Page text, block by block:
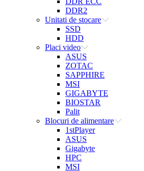
DDR2
Unitati de stocare
SSD
HDD
Placi video
ASUS
ZOTAC
SAPPHIRE
MSI
GIGABYTE
BIOSTAR
Palit
Blocuri de alimentare
1stPlayer
ASUS
Gigabyte
HPC
MSI